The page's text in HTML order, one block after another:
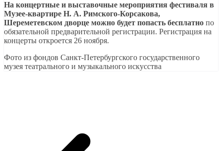
На концертные и выставочные мероприятия фестиваля в
Музее-квартире Н. А. Римского-Корсакова,
Шереметевском дворце можно будет попасть бесплатно по
обязательной предварительной регистрации. Регистрация на
концерты откроется 26 ноября.
Фото из фондов Санкт-Петербургского государственного
музея театрального и музыкального искусства